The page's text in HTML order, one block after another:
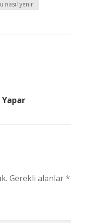
nasıl yenir
Gerekli alanlar*